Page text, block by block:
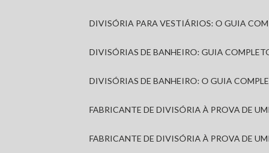
DIVISÓRIA PARA VESTIÁRIOS: O GUIA
DIVISÓRIAS DE BANHEIRO: GUIA
DIVISÓRIAS DE BANHEIRO: O GUIA
FABRICANTE DE DIVISÓRIA À PROVA DE
FABRICANTE DE DIVISÓRIA À PROVA DE